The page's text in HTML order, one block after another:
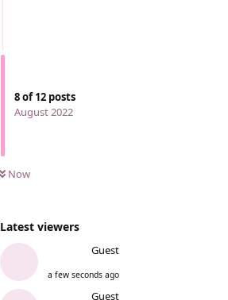
8of12 posts
August 2022
Now
Latest viewers
Guest
a few seconds ago
Guest